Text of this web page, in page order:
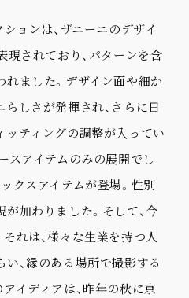
ョンは、ザニーニのデザイ
されており、パターンを含
ました。デザイン面や細か
しさが発揮され、さらに日
ティングの調整が入ってい
スアイテムのみの展開でし
クスアイテムが登場。性別
加わりました。そして、今
れは、様々な生業を持つ人
、縁のある場所で撮影する
イディアは、昨年の秋に京